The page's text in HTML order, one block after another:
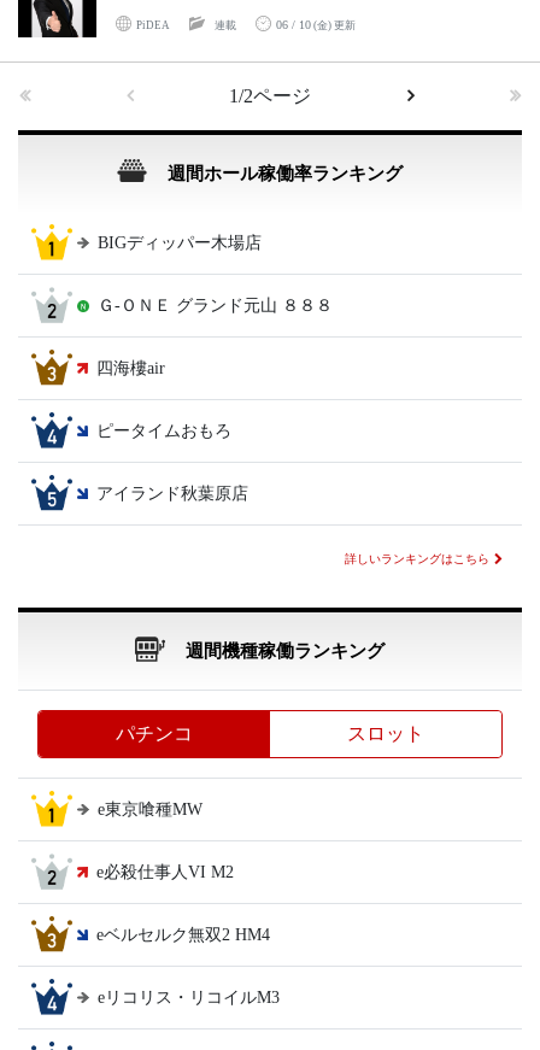
PiDEA 連載 06 / 10(金) 更新
1/2ページ
週間ホール稼働率ランキング
BIGディッパー木場店
Ｇ‐ＯＮＥ グランド元山 ８８８
四海樓air
ピータイムおもろ
アイランド秋葉原店
詳しいランキングはこちら
週間機種稼働ランキング
パチンコ スロット
e東京喰種MW
e必殺仕事人VI M2
eベルセルク無双2 HM4
eリコリス・リコイルM3